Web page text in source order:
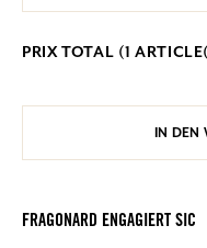
PRIX TOTAL (1
IN DEN
FRAGONARD ENGAGIERT SIC